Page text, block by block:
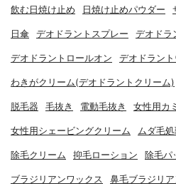
飲む日焼け止め 日焼け止めパウダー
日傘 デオドラントスプレー デオドラ
デオドラントロールオン デオドラン
わきがクリーム(デオドラントクリーム)
脱毛器 毛抜き 電動毛抜き 女性用カ
女性用シェービングクリーム ムダ毛
除毛クリーム 抑毛ローション 除毛パ
ブラジリアンワックス 鼻毛ブラジリ